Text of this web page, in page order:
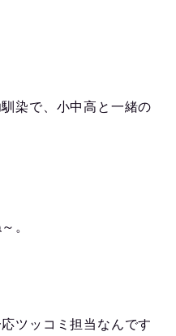
染で、小中高と一緒の
。
ツッコミ担当なんです